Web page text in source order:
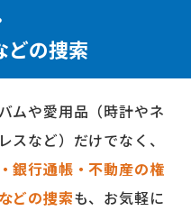
どの捜索
ムや愛用品（時計やネ
スなど）だけでなく、
銀行通帳・不動産の権
どの捜索も、お気軽に